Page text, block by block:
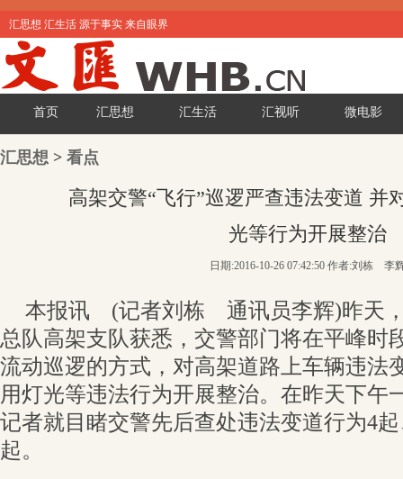
汇思想 汇生活 源于事实 来自眼界
首页 汇思想 汇生活 汇视听 微电影
汇思想 > 看点
高架交警“飞行”巡逻严查违法变道 并
光等行为开展整治
日期:2016-10-26 07:42:50 作者:刘栋 李
本报讯 (记者刘栋 通讯员李辉)昨天
总队高架支队获悉，交警部门将在平峰时
流动巡逻的方式，对高架道路上车辆违法
用灯光等违法行为开展整治。在昨天下午
记者就目睹交警先后查处违法变道行为4
起。